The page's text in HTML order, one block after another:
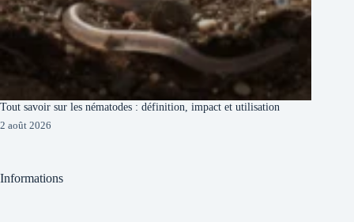
Tout savoir sur les nématodes : définition, impact et utilisation
2 août 2026
Informations